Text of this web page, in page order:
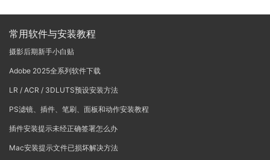
常用软件与安装教程
摄影后期新手小白贴
Adobe 2025全系列软件下载
LR / ACR / 3DLUTS预设安装方法
PS滤镜、插件、笔刷、面板和动作安装教程
插件安装提示未经正确签署怎么办
Mac安装提示文件已损坏解决方法